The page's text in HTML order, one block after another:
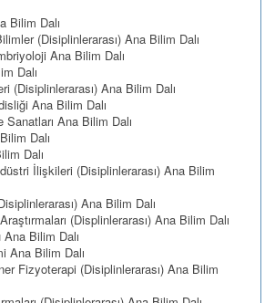
Bilim Dalı
(Disiplinlerarası) Ana Bilim Dalı
Ana Bilim Dalı
Dalı
(Disiplinlerarası) Ana Bilim Dalı
Ana Bilim Dalı
Ana Bilim Dalı
Dalı
Dalı
İlişkileri (Disiplinlerarası) Ana Bilim
Ana Bilim Dalı
(Displinlerarası) Ana Bilim Dalı
Bilim Dalı
Ana Bilim Dalı
Fizyoterapi (Disiplinlerarası) Ana Bilim